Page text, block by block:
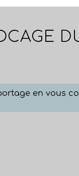
en vous